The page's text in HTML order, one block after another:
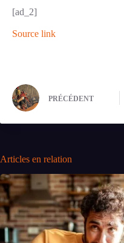
[ad_2]
Source link
PRÉCÉDENT
Articles en relation